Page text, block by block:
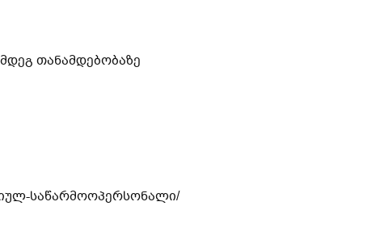
თანამდებობაზე
საწარმოოპერსონალი/